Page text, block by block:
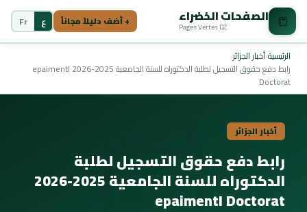
📒 الصفحات الخضراء
Pages Vertes DZ + أضف دليلاً مجاناً ع Fr
الرئيسية›أخبار الجزائر›
رابط دفع حقوق التسجيل لطلبة الدكتوراه للسنة الجامعية 2025-2026 epaimentI
Doctorat
أخبار الجزائر
رابط دفع حقوق التسجيل لطلبة
الدكتوراه للسنة الجامعية 2025-2026
epaimentI Doctorat